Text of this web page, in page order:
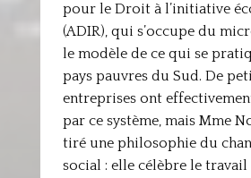
pour le Droit à l’initiative
(ADIR), qui s’occupe du
le modèle de ce qui se
pays pauvres du Sud. De
entreprises ont
par ce système, mais Mme
tiré une philosophie du
social : elle célèbre le